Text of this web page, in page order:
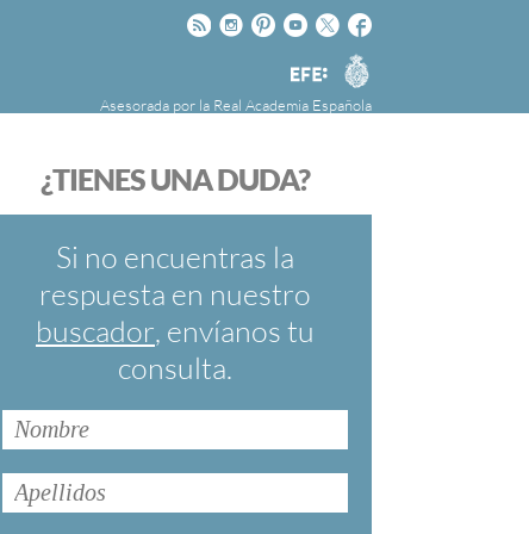
Facebook
Twitter
Youtube
Pinteres
Instagram
Rss
Agencia
EFE
Asesorada por la Real Academia Española
FundéuRAE es una fundación patrocinada por
cuyo objetivo es colaborar con el buen uso del
español en los medios de comunicación y en
Internet.
¿TIENES UNA DUDA?
Si no encuentras la
respuesta en nuestro
buscador, envíanos tu
consulta.